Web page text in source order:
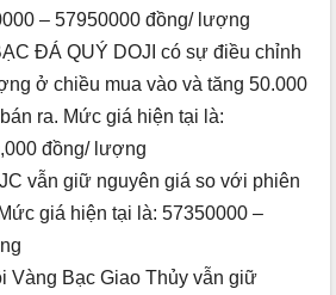
– 57950000 đồng/ lượng
ĐÁ QUÝ DOJI có sự điều chỉnh
ở chiều mua vào và tăng 50.000
ra. Mức giá hiện tại là:
đồng/ lượng
vẫn giữ nguyên giá so với phiên
giá hiện tại là: 57350000 –
Vàng Bạc Giao Thủy vẫn giữ